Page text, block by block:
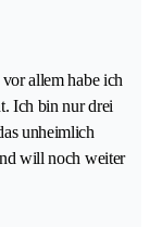
allem habe ich
Ich bin nur drei
unheimlich
will noch weiter